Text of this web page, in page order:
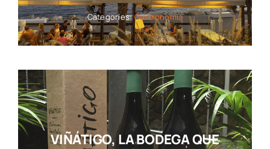
Categories:Gastronomía
VIÑÁTIGO, LA BODEGA QUE